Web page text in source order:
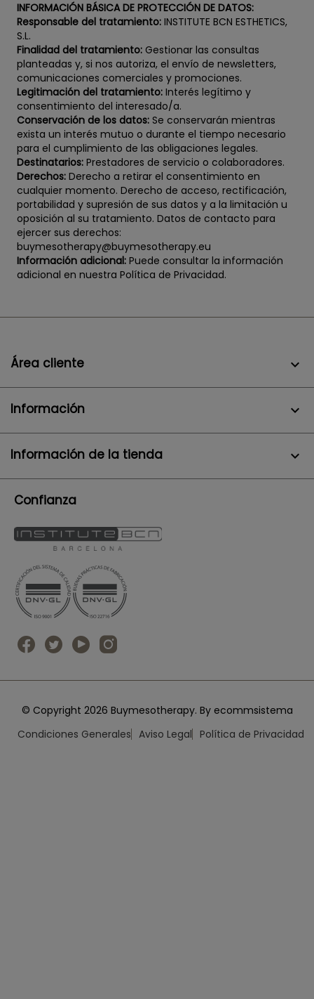
INFORMACIÓN BÁSICA DE PROTECCIÓN DE DATOS:
Responsable del tratamiento: INSTITUTE BCN ESTHETICS,
S.L.
Finalidad del tratamiento: Gestionar las consultas
planteadas y, si nos autoriza, el envío de newsletters,
comunicaciones comerciales y promociones.
Legitimación del tratamiento: Interés legítimo y
consentimiento del interesado/a.
Conservación de los datos: Se conservarán mientras
exista un interés mutuo o durante el tiempo necesario
para el cumplimiento de las obligaciones legales.
Destinatarios: Prestadores de servicio o colaboradores.
Derechos: Derecho a retirar el consentimiento en
cualquier momento. Derecho de acceso, rectificación,
portabilidad y supresión de sus datos y a la limitación u
oposición al su tratamiento. Datos de contacto para
ejercer sus derechos:
buymesotherapy@buymesotherapy.eu
Información adicional: Puede consultar la información
adicional en nuestra Política de Privacidad.
Área cliente 
Información 
Información de la tienda keyboard_arrow_down
Confianza
© Copyright 2026 Buymesotherapy. By ecommsistema
Condiciones Generales Aviso Legal Política de Privacidad